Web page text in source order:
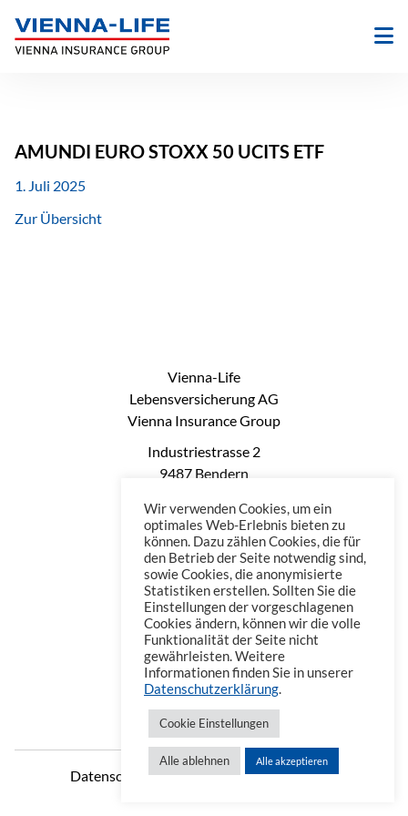
Inhalt
springen
AMUNDI EURO STOXX 50 UCITS ETF
1. Juli 2025
Zur Übersicht
Vienna-Life
Lebensversicherung AG
Vienna Insurance Group
Industriestrasse 2
9487 Bendern
Phone: +423 235 0660
Telefax: +423 235 0669
Mail: office@vienna-life.li
Datenschutzerklärung Impressum
Wir verwenden Cookies, um ein
optimales Web-Erlebnis bieten zu
können. Dazu zählen Cookies, die für
den Betrieb der Seite notwendig sind,
sowie Cookies, die anonymisierte
Statistiken erstellen. Sollten Sie die
Einstellungen der vorgeschlagenen
Cookies ändern, können wir die volle
Funktionalität der Seite nicht
gewährleisten. Weitere
Informationen finden Sie in unserer
Datenschutzerklärung.
Cookie Einstellungen
Alle ablehnen Alle akzeptieren